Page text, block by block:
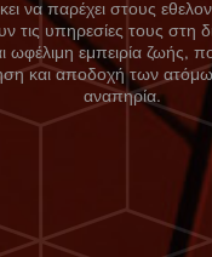
να παρέχει στους
τις υπηρεσίες τους στη
ωφέλιμη εμπειρία ζωής,
και αποδοχή των
αναπηρία.